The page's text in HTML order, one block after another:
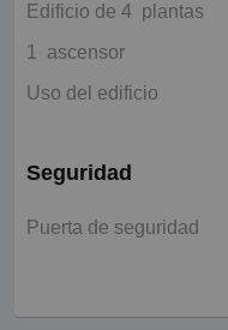
Edificio de 4 plantas
1 ascensor
Uso del edificio
Seguridad
Puerta de seguridad